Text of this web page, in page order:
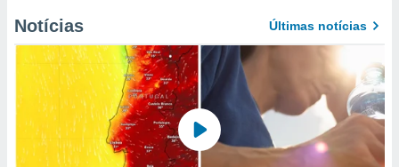
ou opor-
qualquer
em “
na
Notícias Últimas notícias